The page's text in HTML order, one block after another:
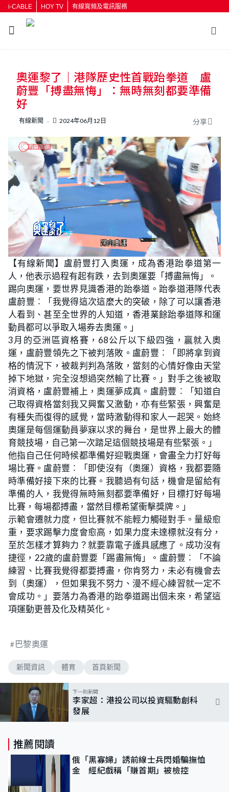
i-CABLE HOY TV 有線寬頻及電訊服務
按輸入鍵開始搜尋
奧運黎了｜港隊歷史性首戰跆拳道 盧
蔚豐「搏盡無悔」：無時無刻都要準備
好
有線新聞 2024年06月12日 分享
U
n
m
u
t
e
o
a
d
e
d
:
1
4
.
7
5
%
【有線新聞】盧蔚豐打入奧運，成為香港跆拳道第一
人，他表示過程有起有跌，去到奧運要「搏盡無悔」。
踢向奧運，要世界見識香港的跆拳道。跆拳道港隊代表
盧蔚豐︰「我覺得這次這麼大的突破，除了可以讓香港
人看到、甚至全世界的人知道，香港業餘跆拳道隊和運
動員都可以爭取入場券去奧運。」
3月的亞洲區資格賽，68公斤以下級四強，贏就入奧
運，盧蔚豐領先之下被判落敗。盧蔚豐︰「即將拿到資
格的情況下，被裁判判為落敗，當刻的心情好像由天堂
掉下地獄，完全沒想過突然輸了比賽。」對手之後被取
消資格，盧蔚豐補上，奧運夢成真。盧蔚豐︰「知道自
己取得資格當刻我又興奮又激動，亦有些緊張，興奮是
有種失而復得的感覺，當時激動得和家人一起哭。始終
奧運是每個運動員夢寐以求的舞台，是世界上最大的體
育競技場，自己第一次踏足這個競技場是有些緊張。」
他指自己任何時候都準備好迎戰奧運，會盡全力打好每
場比賽。盧蔚豐︰「即使沒有（奧運）資格，我都要隨
時準備好接下來的比賽。我聽過有句話，機會是留給有
準備的人，我覺得無時無刻都要準備好，目標打好每場
比賽，每場都搏盡，當然目標希望衝擊獎牌。」
示範會遷就力度，但比賽就不能輕力觸碰對手。量級愈
重，要求踢擊力度會愈高，如果力度未達標就沒有分，
至於怎樣才算夠力？就要靠電子護具感應了。成功沒有
捷徑，22歲的盧蔚豐要「踢盡無悔」。盧蔚豐︰「不論
練習、比賽我覺得都要搏盡，你肯努力，未必有機會去
到（奧運），但如果我不努力、漫不經心練習就一定不
會成功。」要落力為香港的跆拳道踢出個未來，希望這
項運動更普及化及精英化。
巴黎奧運
新聞資訊 體育 首頁新聞
下一則新聞
李家超：港投公司以投資驅動創科
發展
推薦閱讀
俄「黑寡婦」誘前線士兵閃婚騙撫恤
金 經紀戲稱「賺首期」被檢控